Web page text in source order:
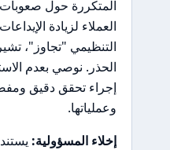
المتكررة حول
العملاء لزيادة
التنظيمي "تجاوز"،
إجراء تحقق دقيق
وعملياتها.
إخلاء المسؤولية: